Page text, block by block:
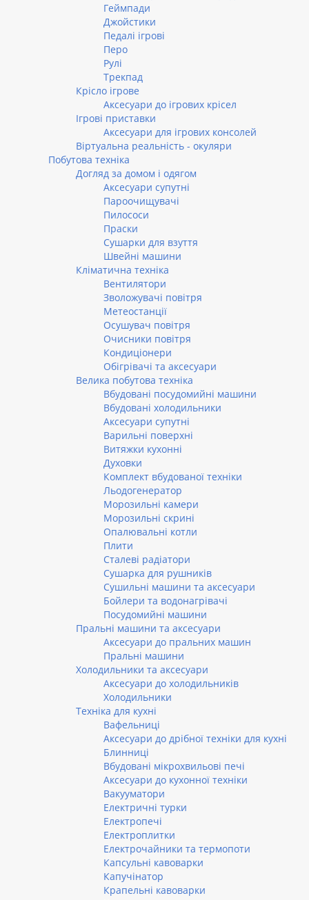
Геймпади
Джойстики
Педалі ігрові
Перо
Рулі
Трекпад
Крісло ігрове
Аксесуари до ігрових крісел
Ігрові приставки
Аксесуари для ігрових консолей
Віртуальна реальність - окуляри
Побутова техніка
Догляд за домом і одягом
Аксесуари супутні
Пароочищувачі
Пилососи
Праски
Сушарки для взуття
Швейні машини
Кліматична техніка
Вентилятори
Зволожувачі повітря
Метеостанції
Осушувач повітря
Очисники повітря
Кондиціонери
Обігрівачі та аксесуари
Велика побутова техніка
Вбудовані посудомийні машини
Вбудовані холодильники
Аксесуари супутні
Варильні поверхні
Витяжки кухонні
Духовки
Комплект вбудованої техніки
Льодогенератор
Морозильні камери
Морозильні скрині
Опалювальні котли
Плити
Сталеві радіатори
Сушарка для рушників
Сушильні машини та аксесуари
Бойлери та водонагрівачі
Посудомийні машини
Пральні машини та аксесуари
Аксесуари до пральних машин
Пральні машини
Холодильники та аксесуари
Аксесуари до холодильників
Холодильники
Техніка для кухні
Вафельниці
Аксесуари до дрібної техніки для кухні
Блинниці
Вбудовані мікрохвильові печі
Аксесуари до кухонної техніки
Вакууматори
Електричні турки
Електропечі
Електроплитки
Електрочайники та термопоти
Капсульні кавоварки
Капучінатор
Крапельні кавоварки